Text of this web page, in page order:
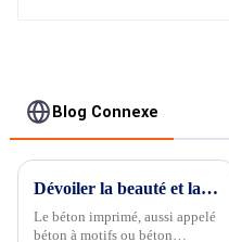
Blog Connexe
Dévoiler la beauté et la durabilité du béton imprimé
Le béton imprimé, aussi appelé
béton à motifs ou béton